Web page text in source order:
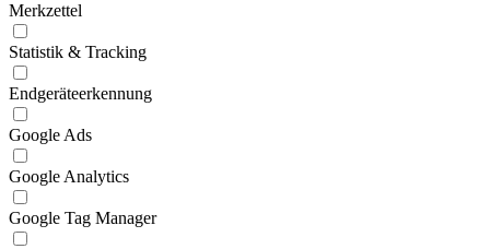
Merkzettel
Statistik & Tracking
Endgeräteerkennung
Google Ads
Google Analytics
Google Tag Manager